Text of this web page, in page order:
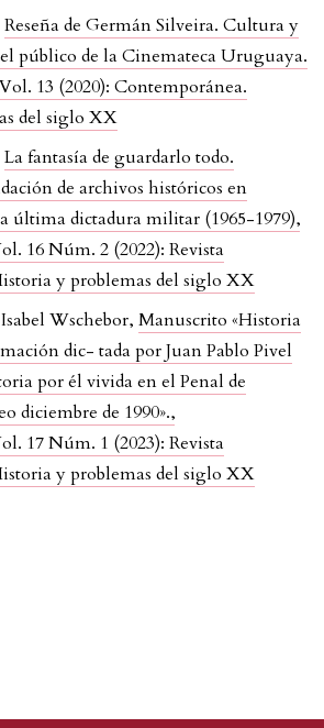
Reseña de Germán Silveira. Cultura y
público de la Cinemateca Uruguaya.
13 (2020): Contemporánea.
del siglo XX
La fantasía de guardarlo todo.
de archivos históricos en
última dictadura militar (1965-1979),
16 Núm. 2 (2022): Revista
y problemas del siglo XX
Wschebor, Manuscrito «Historia
dic- tada por Juan Pablo Pivel
por él vivida en el Penal de
diciembre de 1990».,
17 Núm. 1 (2023): Revista
y problemas del siglo XX